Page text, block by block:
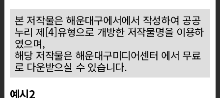
본 저작물은 해운대구에서에서 작성하여 공공
누리 제[4]유형으로 개방한 저작물명을 이용하
였으며,
해당 저작물은 해운대구미디어센터 에서 무료
로 다운받으실 수 있습니다.
예시2